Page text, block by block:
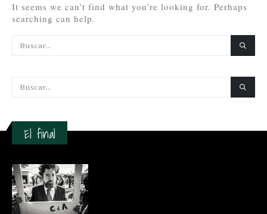
It seems we can’t find what you’re looking for. Perhaps
searching can help.
El final